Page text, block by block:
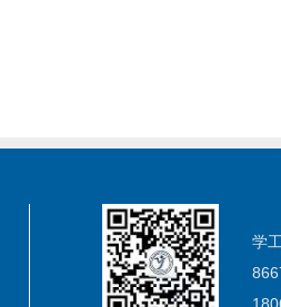
学